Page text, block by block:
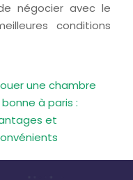
négocier avec le
conditions
une chambre
à paris :
et